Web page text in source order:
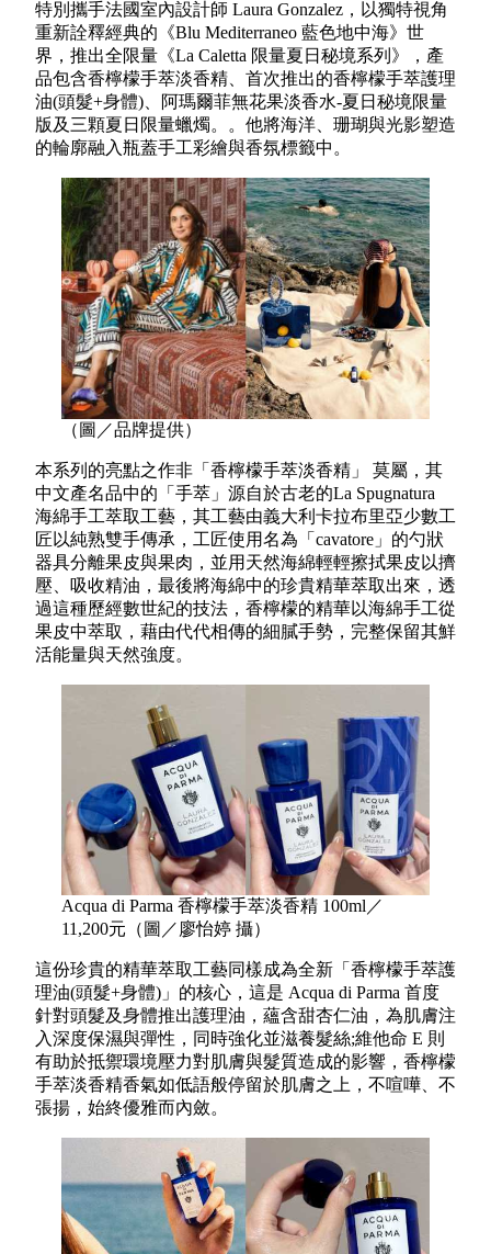
特別攜手法國室內設計師 Laura Gonzalez，以獨特視角
重新詮釋經典的《Blu Mediterraneo 藍色地中海》世
界，推出全限量《La Caletta 限量夏日秘境系列》，產
品包含香檸檬手萃淡香精、首次推出的香檸檬手萃護理
油(頭髮+身體)、阿瑪爾菲無花果淡香水-夏日秘境限量
版及三顆夏日限量蠟燭。。他將海洋、珊瑚與光影塑造
的輪廓融入瓶蓋手工彩繪與香氛標籤中。
（圖／品牌提供）
本系列的亮點之作非「香檸檬手萃淡香精」 莫屬，其
中文產名品中的「手萃」源自於古老的La Spugnatura
海綿手工萃取工藝，其工藝由義大利卡拉布里亞少數工
匠以純熟雙手傳承，工匠使用名為「cavatore」的勺狀
器具分離果皮與果肉，並用天然海綿輕輕擦拭果皮以擠
壓、吸收精油，最後將海綿中的珍貴精華萃取出來，透
過這種歷經數世紀的技法，香檸檬的精華以海綿手工從
果皮中萃取，藉由代代相傳的細膩手勢，完整保留其鮮
活能量與天然強度。
Acqua di Parma 香檸檬手萃淡香精 100ml／
11,200元（圖／廖怡婷 攝）
這份珍貴的精華萃取工藝同樣成為全新「香檸檬手萃護
理油(頭髮+身體)」的核心，這是 Acqua di Parma 首度
針對頭髮及身體推出護理油，蘊含甜杏仁油，為肌膚注
入深度保濕與彈性，同時強化並滋養髮絲;維他命 E 則
有助於抵禦環境壓力對肌膚與髮質造成的影響，香檸檬
手萃淡香精香氣如低語般停留於肌膚之上，不喧嘩、不
張揚，始終優雅而內斂。